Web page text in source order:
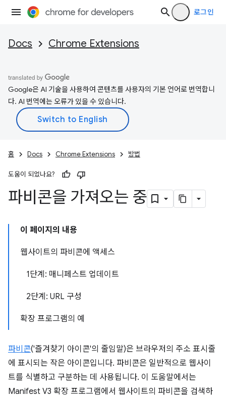
로그인
Docs Chrome Extensions
Google은 AI 기술을 사용하여 콘텐츠를 사용자의 기본 언어로 번역합니
다. AI 번역에는 오류가 있을 수 있습니다.
홈 Docs Chrome Extensions 방법
도움이 되었나요?
파비콘을 가져오는 중
이 페이지의 내용
웹사이트의 파비콘에 액세스
1단계: 매니페스트 업데이트
2단계: URL 구성
확장 프로그램의 예
파비콘('즐겨찾기 아이콘'의 줄임말)은 브라우저의 주소 표시줄
에 표시되는 작은 아이콘입니다. 파비콘은 일반적으로 웹사이
트를 식별하고 구분하는 데 사용됩니다. 이 도움말에서는
Manifest V3 확장 프로그램에서 웹사이트의 파비콘을 검색하